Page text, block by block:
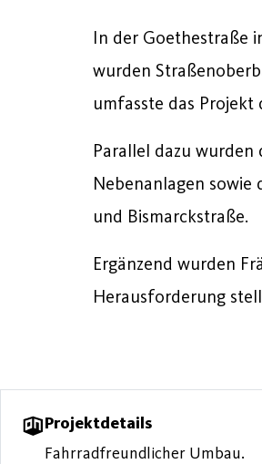
In der Goethestraße
wurden
umfasste das Projekt
Parallel dazu
Nebenanlagen sowie
und Bismarckstraße.
Ergänzend wurden
Herausforderung
Projektdetails
Fahrradfreundlicher Umbau.